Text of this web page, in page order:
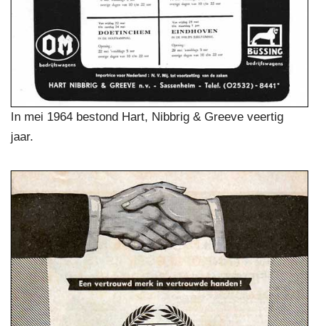
In mei 1964 bestond Hart, Nibbrig & Greeve veertig
jaar.